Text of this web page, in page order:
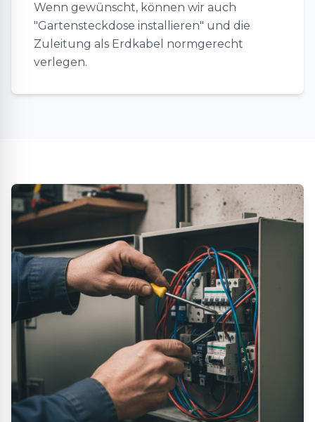
Wenn gewünscht, können wir auch
"Gartensteckdose installieren" und die
Zuleitung als Erdkabel normgerecht
verlegen.